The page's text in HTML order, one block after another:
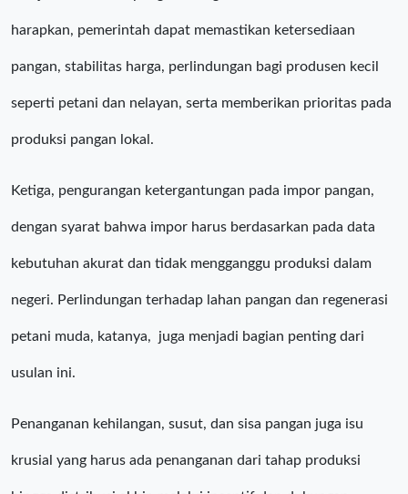
harapkan, pemerintah dapat memastikan ketersediaan
pangan, stabilitas harga, perlindungan bagi produsen kecil
seperti petani dan nelayan, serta memberikan prioritas pada
produksi pangan lokal.
Ketiga, pengurangan ketergantungan pada impor pangan,
dengan syarat bahwa impor harus berdasarkan pada data
kebutuhan akurat dan tidak mengganggu produksi dalam
negeri. Perlindungan terhadap lahan pangan dan regenerasi
petani muda, katanya, juga menjadi bagian penting dari
usulan ini.
Penanganan kehilangan, susut, dan sisa pangan juga isu
krusial yang harus ada penanganan dari tahap produksi